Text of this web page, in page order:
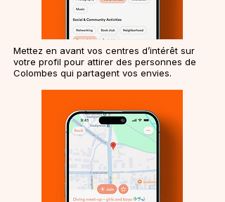
Mettez en avant vos centres d’intérêt sur
votre profil pour attirer des personnes de
Colombes qui partagent vos envies.